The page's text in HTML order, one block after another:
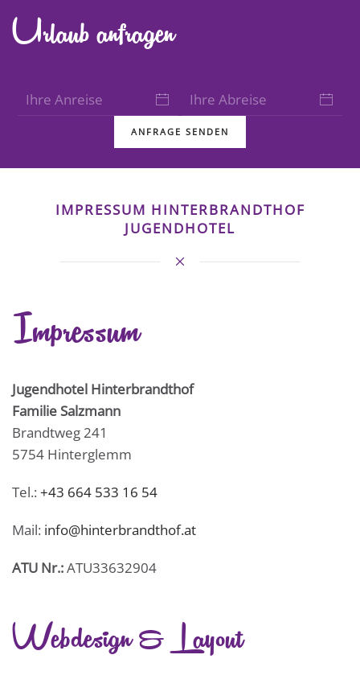
Urlaub anfragen
ANFRAGE SENDEN
IMPRESSUM HINTERBRANDTHOF
JUGENDHOTEL
Impressum
Jugendhotel Hinterbrandthof
Familie Salzmann
Brandtweg 241
5754 Hinterglemm
Tel.: +43 664 533 16 54
Mail: info@hinterbrandthof.at
ATU Nr.:ATU33632904
Webdesign & Layout